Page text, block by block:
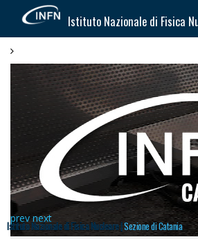
Istituto Nazionale di Fisica
prev next
Istituto Nazionale di Fisica Nucleare |Sezione di Catania